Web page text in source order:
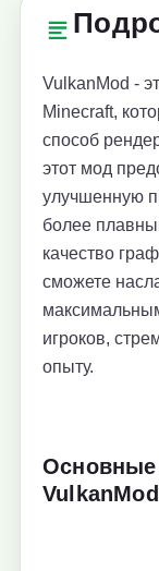
VulkanMod -
Minecraft,
способ
этот мод
улучшенную
более
качество
сможете
игроков,
опыту.
Основные